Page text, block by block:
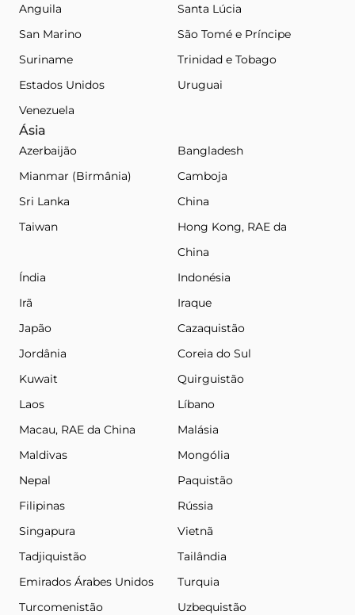
Anguila
Santa Lúcia
San Marino
São Tomé e Príncipe
Suriname
Trinidad e Tobago
Estados Unidos
Uruguai
Venezuela
Ásia
Azerbaijão
Bangladesh
Mianmar (Birmânia)
Camboja
Sri Lanka
China
Taiwan
Hong Kong, RAE da
China
Índia
Indonésia
Irã
Iraque
Japão
Cazaquistão
Jordânia
Coreia do Sul
Kuwait
Quirguistão
Laos
Líbano
Macau, RAE da China
Malásia
Maldivas
Mongólia
Nepal
Paquistão
Filipinas
Rússia
Singapura
Vietnã
Tadjiquistão
Tailândia
Emirados Árabes Unidos
Turquia
Turcomenistão
Uzbequistão